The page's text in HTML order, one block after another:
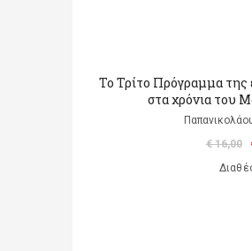
Το Τρίτο Πρόγραμμα της
στα χρόνια του
€ 16,00